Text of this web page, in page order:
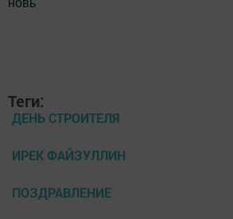
новь"
Теги:
ДЕНЬ СТРОИТЕЛЯ
ИРЕК ФАЙЗУЛЛИН
ПОЗДРАВЛЕНИЕ